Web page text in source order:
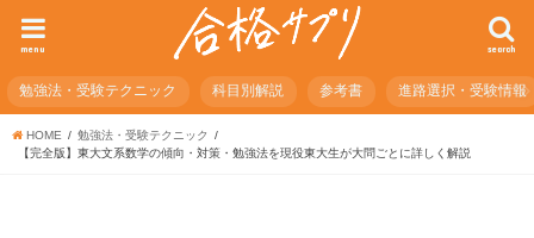
search
menu
勉強法・受験テクニック 科目別解説 参考書 進路選択・受験情報
HOME
勉強法・受験テクニック
【完全版】東大文系数学の傾向・対策・勉強法を現役東大生が大問ごとに詳しく解説